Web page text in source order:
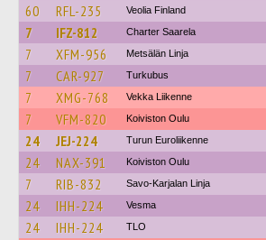
60 RFL-235 Veolia Finland
7 IFZ-812 Charter Saarela
7 XFM-956 Metsälän Linja
7 CAR-927 Turkubus
7 XMG-768 Vekka Liikenne
7 VFM-820 Koiviston Oulu
24 JEJ-224 Turun Euroliikenne
24 NAX-391 Koiviston Oulu
7 RIB-832 Savo-Karjalan Linja
24 IHH-224 Vesma
24 IHH-224 TLO